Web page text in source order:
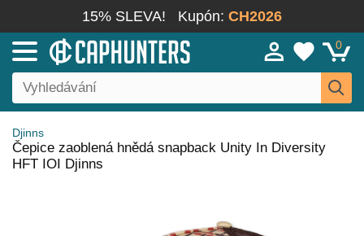
15% SLEVA! Kupón: CH2026
0
Djinns
Čepice zaoblená hnědá snapback Unity In Diversity
HFT IOI Djinns